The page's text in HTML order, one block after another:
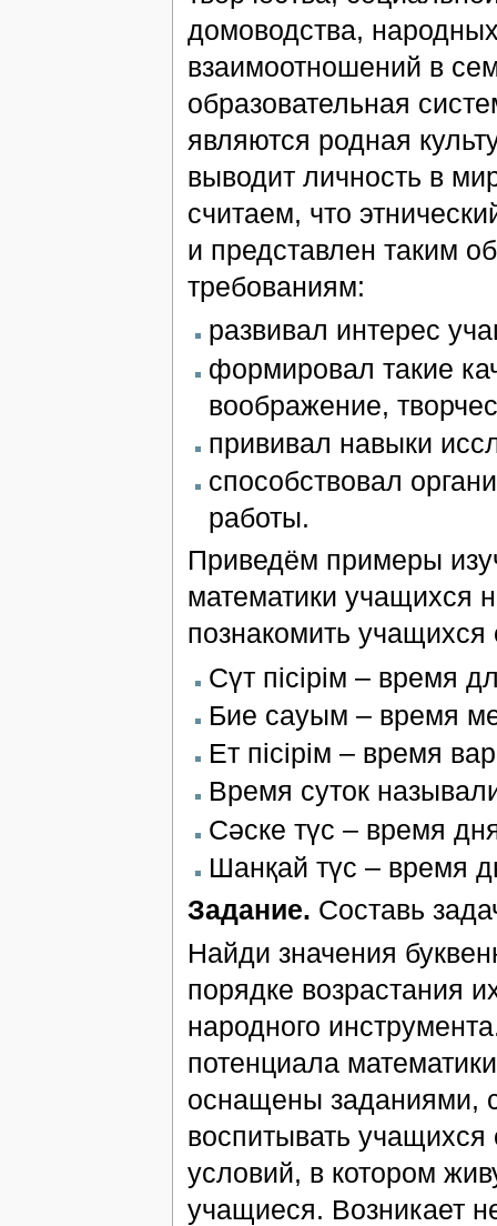
домоводства,
взаимоотношений в
образовательная
являются родная
выводит личность в
считаем, что
и представлен таким
требованиям:
развивал интерес
формировал такие
воображение,
прививал навыки
способствовал
работы.
Приведём примеры
математики учащихся
познакомить
Сүт пісірім – время
Бие сауым – время
Ет пісірім – время
Время суток
Сәске түс – время
Шанқай түс – время
Задание. Составь
Найди значения
порядке возрастания
народного
потенциала
оснащены заданиями,
воспитывать
условий, в котором
учащиеся. Возникает